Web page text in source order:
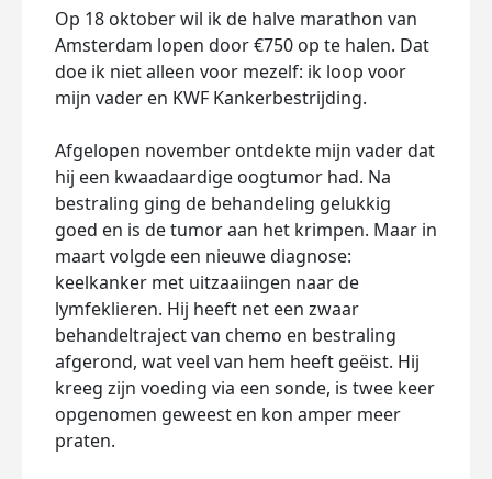
Op 18 oktober wil ik de halve marathon van
Amsterdam lopen door €750 op te halen. Dat
doe ik niet alleen voor mezelf: ik loop voor
mijn vader en KWF Kankerbestrijding.
Afgelopen november ontdekte mijn vader dat
hij een kwaadaardige oogtumor had. Na
bestraling ging de behandeling gelukkig
goed en is de tumor aan het krimpen. Maar in
maart volgde een nieuwe diagnose:
keelkanker met uitzaaiingen naar de
lymfeklieren. Hij heeft net een zwaar
behandeltraject van chemo en bestraling
afgerond, wat veel van hem heeft geëist. Hij
kreeg zijn voeding via een sonde, is twee keer
opgenomen geweest en kon amper meer
praten.